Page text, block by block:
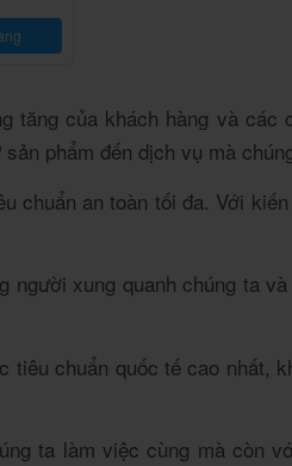
tăng của khách hàng và các
phẩm đến dịch vụ mà
chuẩn an toàn tối đa. Với
xung quanh chúng ta
chuẩn quốc tế cao nhất,
ta làm việc cùng mà còn